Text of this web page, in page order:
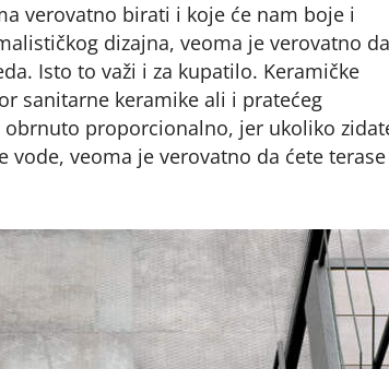
verovatno birati i koje će nam boje i
dizajna, veoma je verovatno da
Isto to važi i za kupatilo. Keramičke
sanitarne keramike ali i pratećeg
proporcionalno, jer ukoliko
veoma je verovatno da ćete terase